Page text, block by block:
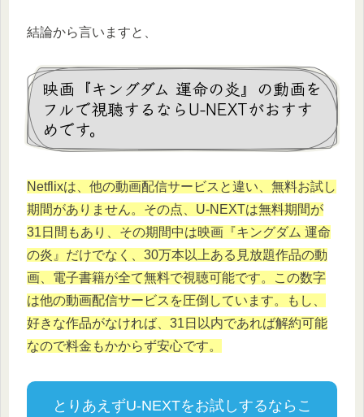
結論から言いますと、
映画『キングダム 運命の炎』の動画を
フルで視聴するならU-NEXTがおすす
めです。
Netflixは、他の動画配信サービスと違い、無料お試し
期間がありません。その点、U-NEXTは無料期間が
31日間もあり、その期間中は映画『キングダム 運命
の炎』だけでなく、30万本以上ある見放題作品の動
画、電子書籍が全て無料で視聴可能です。この数字
は他の動画配信サービスを圧倒しています。もし、
好きな作品がなければ、31日以内であれば解約可能
なので料金もかからず安心です。
とりあえずU-NEXTをお試しするならこ